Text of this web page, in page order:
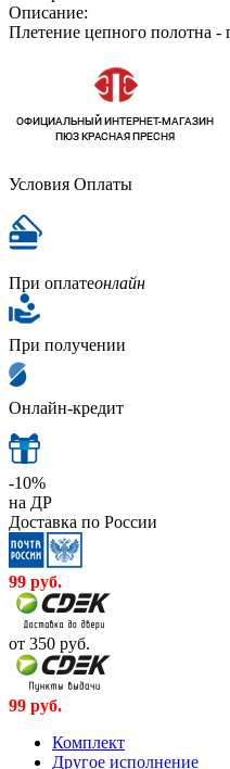
Описание:
Плетение цепного полотна -
Условия Оплаты
При оплатеонлайн
При получении
Онлайн-кредит
-10%
на ДР
Доставка по России
99 руб.
от 350 руб.
99 руб.
Комплект
Другое исполнение